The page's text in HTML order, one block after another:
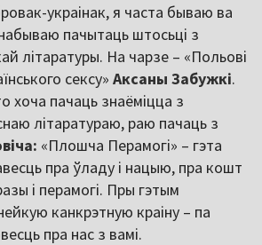
украінак, я часта бываю ва
пачытаць штосьці з
літаратуры. На чарзе – «Польові
сексу» Аксаны Забужкі.
хоча пачаць знаёміцца з
літаратураю, раю пачаць з
«Плошча Перамогі» – гэта
пра ўладу і нацыю, пра кошт
і перамогі. Пры гэтым
канкрэтную краіну – па
пра нас з вамі.